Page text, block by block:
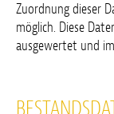
Zuordnung dieser
möglich. Diese
ausgewertet und